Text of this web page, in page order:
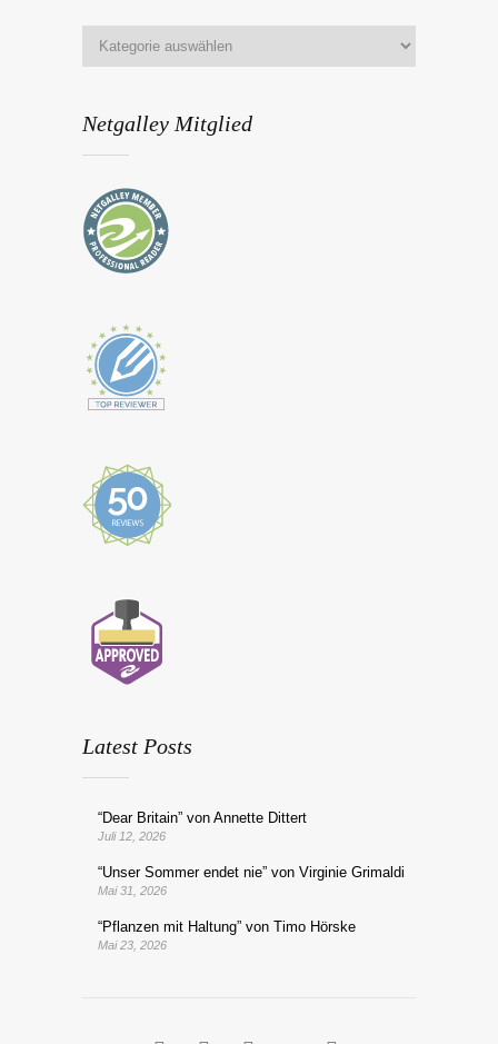
Netgalley Mitglied
Latest Posts
“Dear Britain” von Annette Dittert
Juli 12, 2026
“Unser Sommer endet nie” von Virginie Grimaldi
Mai 31, 2026
“Pflanzen mit Haltung” von Timo Hörske
Mai 23, 2026